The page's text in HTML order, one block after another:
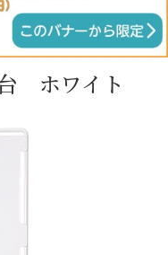
ホワイト